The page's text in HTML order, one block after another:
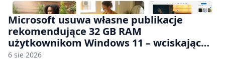
Microsoft usuwa własne publikacje
rekomendujące 32 GB RAM
użytkownikom Windows 11 – wciskając
nam przy tym komputery z 8 GB RAM po
6 sie 2026